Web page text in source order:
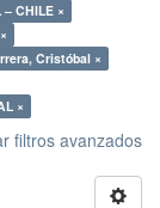
– CHILE ×
Cristóbal ×
×
filtros avanzados